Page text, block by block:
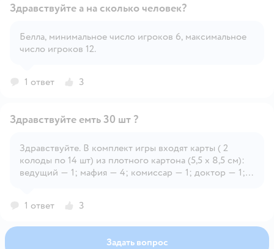
Здравствуйте а на сколько человек?
Белла, минимальное число игроков 6, максимальное
число игроков 12.
1 ответ 3
Открыть вопрос
Здравствуйте емть 30 шт ?
Здравствуйте. В комплект игры входят карты ( 2
колоды по 14 шт) из плотного картона (5,5 х 8,5 см):
ведущий — 1; мафия — 4; комиссар — 1; доктор — 1;
1 ответ 3
Задать вопрос